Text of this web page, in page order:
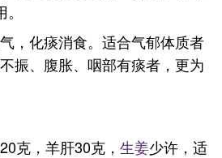
气，化痰消食。适合气郁体质者
振、腹胀、咽部有痰者，更为
克，羊肝30克， 生姜少许，适